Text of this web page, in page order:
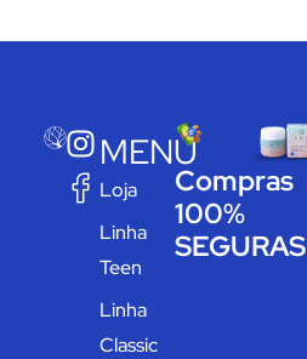
MENU
Loja
Linha
Teen
Linha
Classic
Compras
100%
SEGURAS